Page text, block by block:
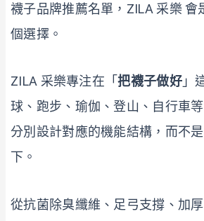
襪子品牌推薦名單，ZILA 采樂 會
個選擇。
ZILA 采樂專注在「把襪子做好」
球、跑步、瑜伽、登山、自行車
分別設計對應的機能結構，而不
下。
從抗菌除臭纖維、足弓支撐、加